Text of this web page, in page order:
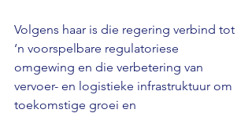
Volgens haar is die regering verbind tot
‘n voorspelbare regulatoriese
omgewing en die verbetering van
vervoer- en logistieke infrastruktuur om
toekomstige groei en